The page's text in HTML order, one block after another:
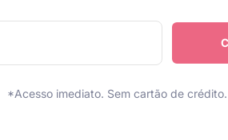
*Acesso imediato. Sem cartão de crédito.